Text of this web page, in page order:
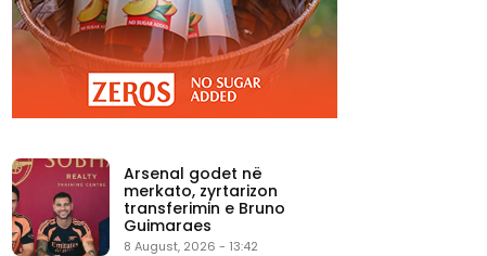
Arsenal godet në
merkato, zyrtarizon
transferimin e Bruno
Guimaraes
8 August, 2026 - 13:42